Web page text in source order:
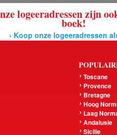
logeeradressen zijn
boek!
› Koop onze logeeradressen
Toscane
Provence
Bretagne
Hoog
Laag
Andalusie
Sicilie